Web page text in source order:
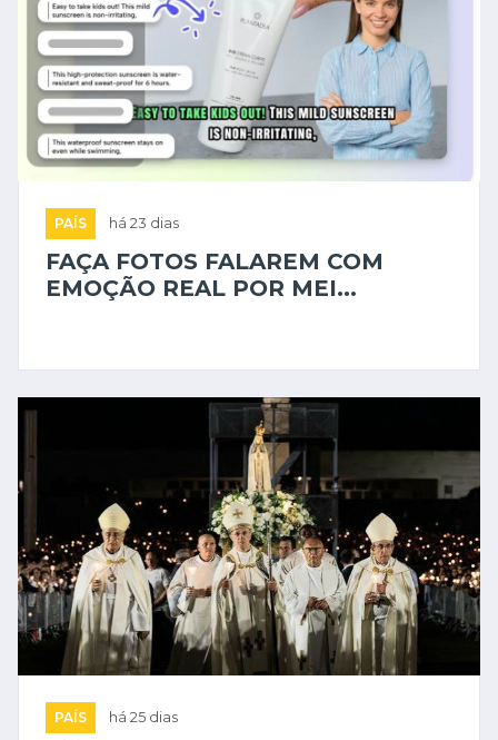
PAÍS há 23 dias
FAÇA FOTOS FALAREM COM
EMOÇÃO REAL POR MEI...
PAÍS há 25 dias